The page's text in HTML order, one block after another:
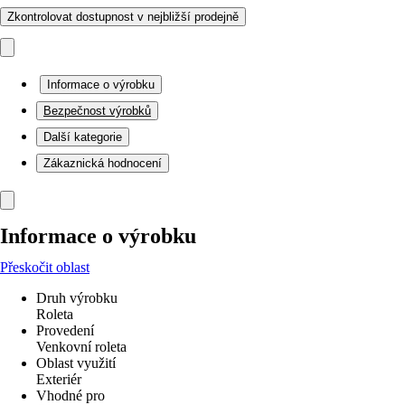
Zkontrolovat dostupnost v nejbližší prodejně
Informace o výrobku
Bezpečnost výrobků
Další kategorie
Zákaznická hodnocení
Informace o výrobku
Přeskočit oblast
Druh výrobku
Roleta
Provedení
Venkovní roleta
Oblast využití
Exteriér
Vhodné pro